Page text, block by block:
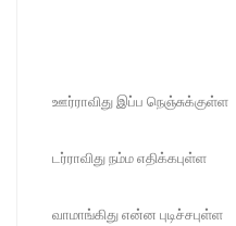
ஊர்ராவிது இப்ப நெஞ்சுக்குள்ள
டர்ராவிது நம்ம எதிக்கபுள்ள
வாமாங்கிது என்ன புடிச்சபுள்ள